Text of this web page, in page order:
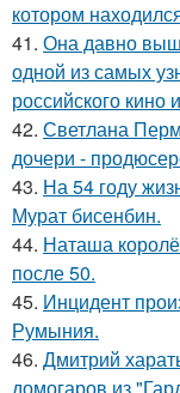
котором
41. Она давно
одной из самых
российского кино
42. Светлана
дочери -
43. На 54 году
Мурат бисенбин.
44. Наташа
после 50.
45. Инцидент
Румыния.
46. Дмитрий
домогаров из